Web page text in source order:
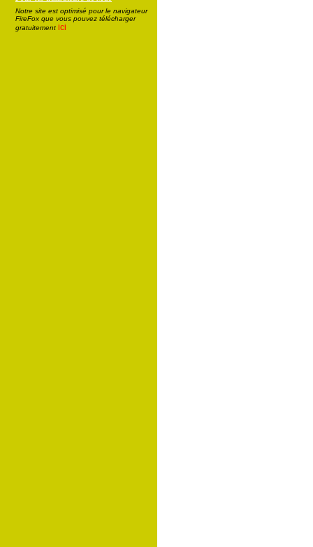
Notre site est optimisé pour le navigateur
FireFox que vous pouvez télécharger
gratuitement ici